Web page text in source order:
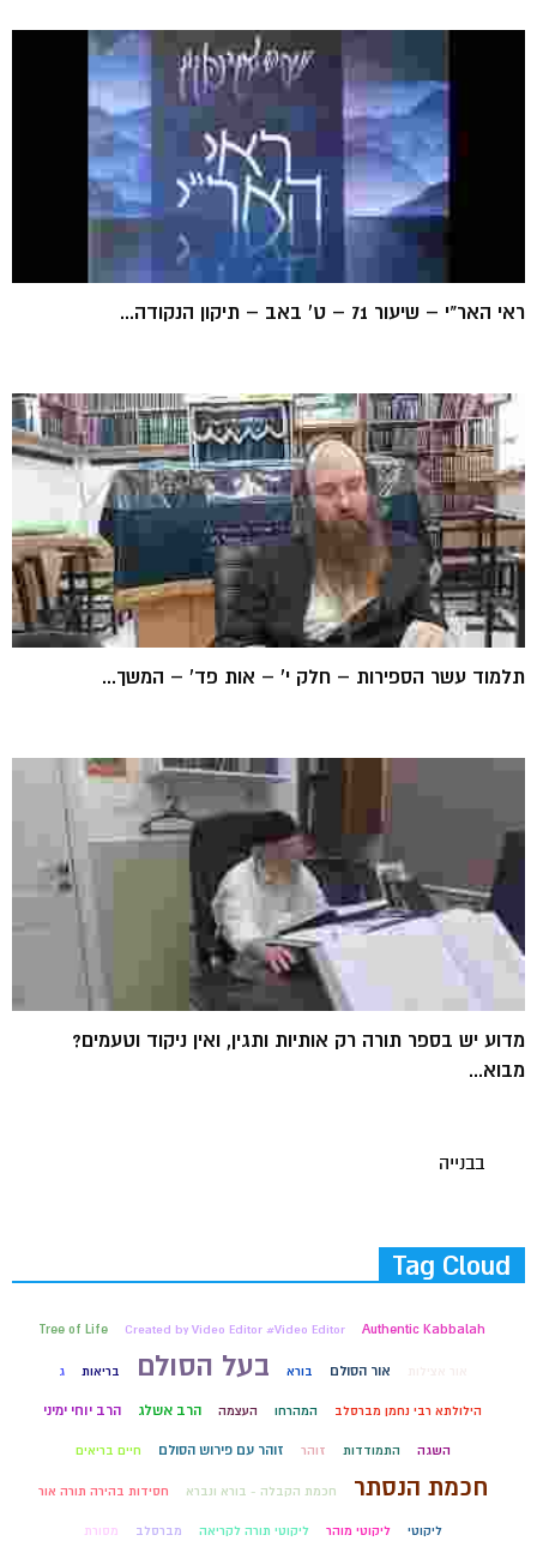
ראי האר"י – שיעור 71 – ט' באב – תיקון הנקודה...
תלמוד עשר הספירות – חלק י' – אות פד' – המשך...
מדוע יש בספר תורה רק אותיות ותגין, ואין ניקוד וטעמים?
מבוא...
בבנייה
Tag Cloud
Authentic Kabbalah
Created by Video Editor #Video Editor
Tree of Life
אור הסולם בורא בעל הסולם בריאות ג
הילולתא רבי נחמן מברסלב המהרחו העצמה הרב אשלג הרב יוחי ימיני
השגה התמודדות זוהר זוהר עם פירוש הסולם חיים בריאים
חכמת הנסתר חכמת הקבלה - בורא ונברא חסידות בהירה תורה אור
ליקוטי ליקוטי מוהר ליקוטי תורה לקריאה מברסלב מסורת